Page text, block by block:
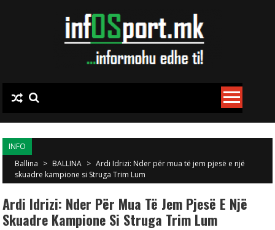
INFO
Ballina > BALLINA > Ardi Idrizi: Nder për mua të jem pjesë e një
skuadre kampione si Struga Trim Lum
Ardi Idrizi: Nder Për Mua Të Jem Pjesë E Një
Skuadre Kampione Si Struga Trim Lum